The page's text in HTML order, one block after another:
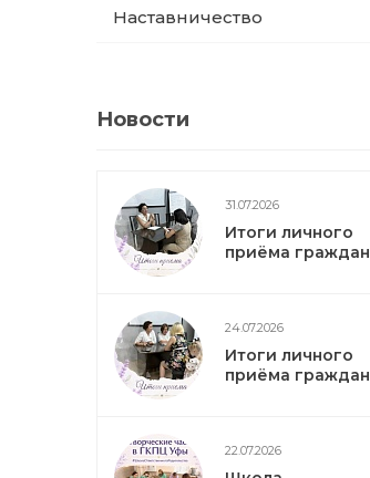
Наставничество
Новости
31.07.2026
Итоги личного
приёма граждан
24.07.2026
Итоги личного
приёма граждан
22.07.2026